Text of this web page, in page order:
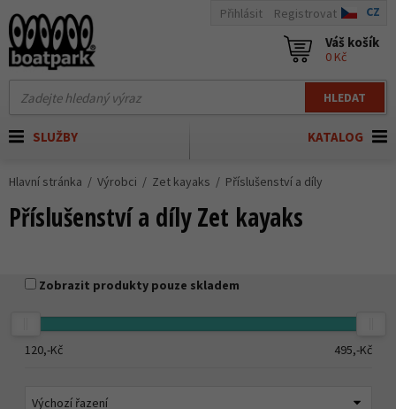
HLEDAT
Přihlásit Registrovat CZ
Váš košík
0 Kč
KATALOG
SLUŽBY
Hlavní stránka Výrobci Zet kayaks Příslušenství a díly
Příslušenství a díly Zet kayaks
Zobrazit produkty pouze skladem
120,-Kč 495,-Kč